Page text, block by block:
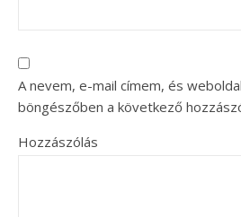
A nevem, e-mail címem, és
böngészőben a következő
Hozzászólás